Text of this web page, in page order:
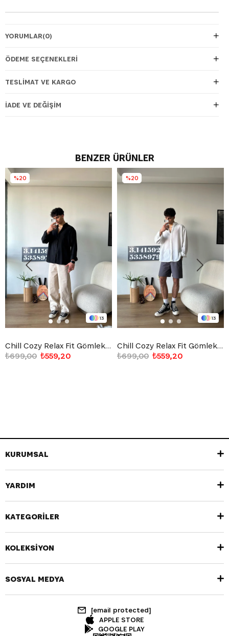
YORUMLAR(0)
ÖDEME SEÇENEKLERI
TESLIMAT VE KARGO
İADE VE DEĞIŞIM
BENZER ÜRÜNLER
13
Chill Cozy Relax Fit Gömlek Siyah
₺559,20
₺699,00
%20
13
Chill Cozy Relax Fit Gömlek Beyaz
₺559,20
₺699,00
%20
KURUMSAL
YARDIM
KATEGORİLER
KOLEKSİYON
SOSYAL MEDYA
[email protected]
APPLE STORE
GOOGLE PLAY